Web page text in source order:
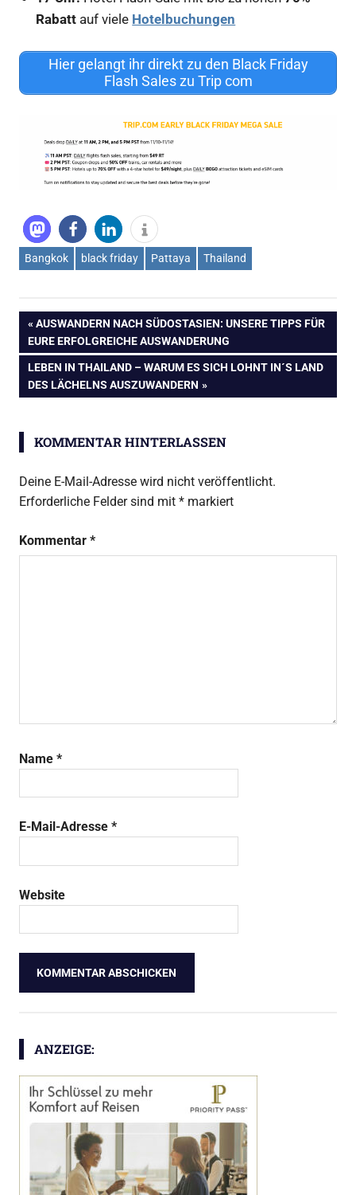
Rabatt auf viele Hotelbuchungen
Hier gelangt ihr direkt zu den Black Friday
Flash Sales zu Trip com
Bangkok black friday Pattaya Thailand
Beitragsnavigation
VORHERIGER
BEITRAG:
AUSWANDERN NACH SÜDOSTASIEN: UNSERE TIPPS FÜR
EURE ERFOLGREICHE AUSWANDERUNG
NÄCHSTER
BEITRAG:
LEBEN IN THAILAND – WARUM ES SICH LOHNT IN´S LAND
DES LÄCHELNS AUSZUWANDERN
KOMMENTAR HINTERLASSEN
Deine E-Mail-Adresse wird nicht veröffentlicht.
Erforderliche Felder sind mit * markiert
Kommentar *
Name *
E-Mail-Adresse *
Website
ANZEIGE: